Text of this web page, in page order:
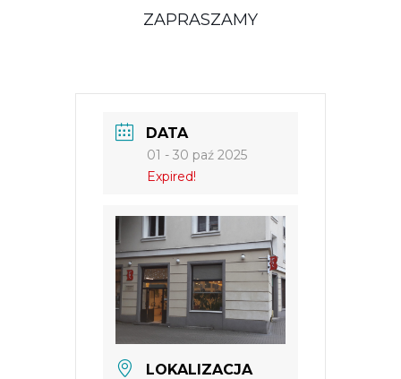
ZAPRASZAMY
DATA
01 - 30 paź 2025
Expired!
LOKALIZACJA